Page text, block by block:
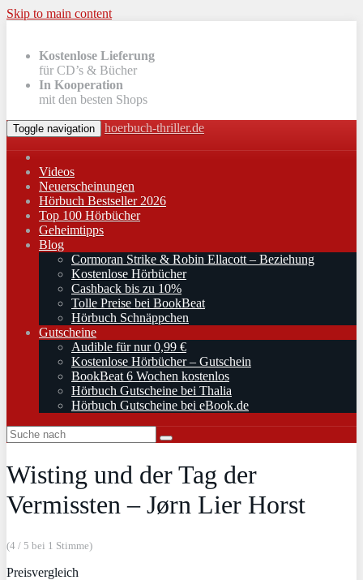
Skip to main content
Kostenlose Lieferung
für CD’s & Bücher
In Kooperation
mit den besten Shops
Toggle navigation hoerbuch-thriller.de
Videos
Neuerscheinungen
Hörbuch Bestseller 2026
Top 100 Hörbücher
Geheimtipps
Blog
Cormoran Strike & Robin Ellacott – Beziehung
Kostenlose Hörbücher
Cashback bis zu 10%
Tolle Preise bei BookBeat
Hörbuch Schnäppchen
Gutscheine
Audible für nur 0,99 €
Kostenlose Hörbücher – Gutschein
BookBeat 6 Wochen kostenlos
Hörbuch Gutscheine bei Thalia
Hörbuch Gutscheine bei eBook.de
Wisting und der Tag der
Vermissten – Jørn Lier Horst
(4 / 5 bei 1 Stimme)
Preisvergleich